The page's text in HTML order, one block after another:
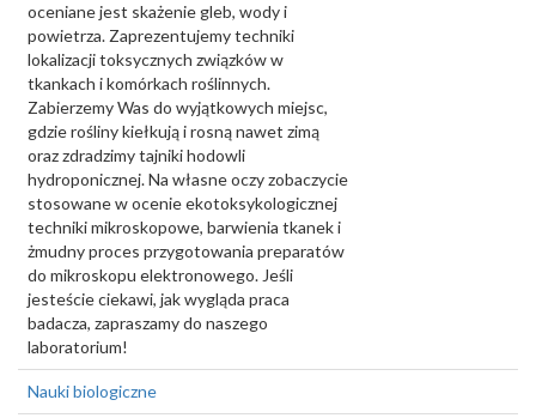
oceniane jest skażenie gleb, wody i
powietrza. Zaprezentujemy techniki
lokalizacji toksycznych związków w
tkankach i komórkach roślinnych.
Zabierzemy Was do wyjątkowych miejsc,
gdzie rośliny kiełkują i rosną nawet zimą
oraz zdradzimy tajniki hodowli
hydroponicznej. Na własne oczy zobaczycie
stosowane w ocenie ekotoksykologicznej
techniki mikroskopowe, barwienia tkanek i
żmudny proces przygotowania preparatów
do mikroskopu elektronowego. Jeśli
jesteście ciekawi, jak wygląda praca
badacza, zapraszamy do naszego
laboratorium!
Nauki biologiczne